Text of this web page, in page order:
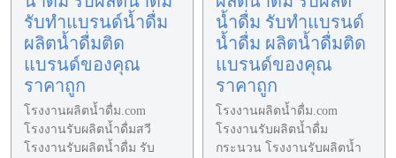
รับทำแบรนด์น้ำดื่ม
ผลิตน้ำดื่มติด
แบรนด์ของคุณ
ราคาถูก
โรงงานผลิตน้ำดื่ม.com
โรงงานรับผลิตน้ำดื่มสวี
โรงงานรับผลิตน้ำดื่ม รับ
น้ำดื่ม รับทำแบรนด์
น้ำดื่ม ผลิตน้ำดื่มติด
แบรนด์ของคุณ
ราคาถูก
โรงงานผลิตน้ำดื่ม.com
โรงงานรับผลิตน้ำดื่ม
กระนวน โรงงานรับผลิตน้ำ